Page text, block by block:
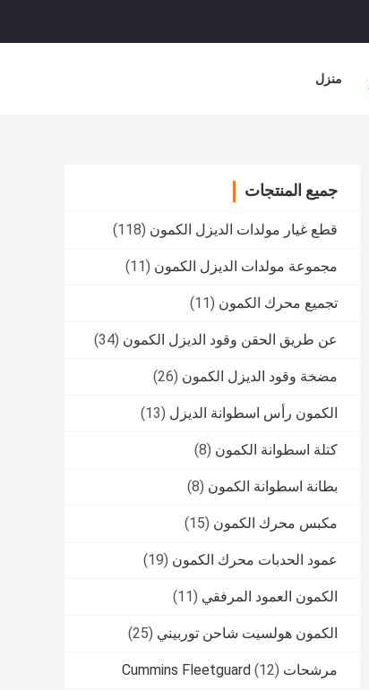
منزل
جميع المنتجات
قطع غيار مولدات الديزل الكمون (118)
مجموعة مولدات الديزل الكمون (11)
تجميع محرك الكمون (11)
عن طريق الحقن وقود الديزل الكمون (34)
مضخة وقود الديزل الكمون (26)
الكمون رأس اسطوانة الديزل (13)
كتلة اسطوانة الكمون (8)
بطانة اسطوانة الكمون (8)
مكبس محرك الكمون (15)
عمود الحدبات محرك الكمون (19)
الكمون العمود المرفقي (11)
الكمون هولسيت شاحن توربيني (25)
مرشحات Cummins Fleetguard (12)